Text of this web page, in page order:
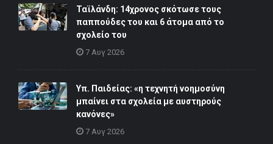
Ταϊλάνδη: 14χρονος σκότωσε τους
παππούδες του και 6 άτομα από το
σχολείο του
7 Αυγ 2026
Υπ. Παιδείας: «η τεχνητή νοημοσύνη
μπαίνει στα σχολεία με αυστηρούς
κανόνες»
7 Αυγ 2026